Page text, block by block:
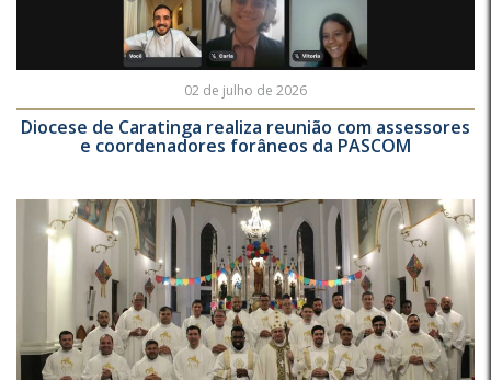
02 de julho de 2026
Diocese de Caratinga realiza reunião com assessores
e coordenadores forâneos da PASCOM